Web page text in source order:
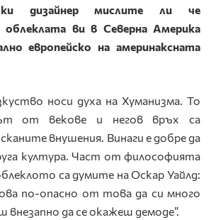
дизайнер мислите ли че
облеклата ви в Северна Америка
европейско на америнаксната
носи духа на Хуманизма. То
от векове и негов връх са
внушения. Винаги е добре да
култура. Част от философията
са думите на Оскар Уайлд:
по-опасно от това да си много
внезапно да се окажеш демоде”.